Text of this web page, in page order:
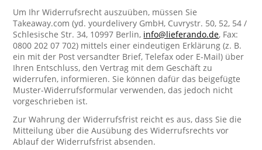
Um Ihr Widerrufsrecht auszuüben, müssen Sie
Takeaway.com (yd. yourdelivery GmbH, Cuvrystr. 50, 52, 54 /
Schlesische Str. 34, 10997 Berlin, info@lieferando.de, Fax:
0800 202 07 702) mittels einer eindeutigen Erklärung (z. B.
ein mit der Post versandter Brief, Telefax oder E-Mail) über
Ihren Entschluss, den Vertrag mit dem Geschäft zu
widerrufen, informieren. Sie können dafür das beigefügte
Muster-Widerrufsformular verwenden, das jedoch nicht
vorgeschrieben ist.
Zur Wahrung der Widerrufsfrist reicht es aus, dass Sie die
Mitteilung über die Ausübung des Widerrufsrechts vor
Ablauf der Widerrufsfrist absenden.